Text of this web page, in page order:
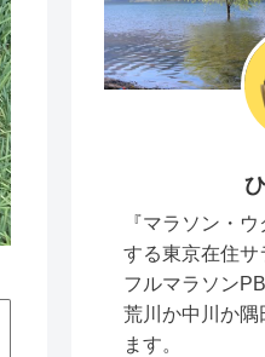
『マラソン・
する東京在住サ
フルマラソンPB
荒川か中川か隅
ます。